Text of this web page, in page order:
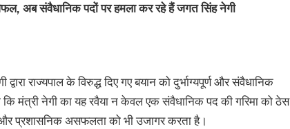
अब संवैधानिक पदों पर हमला कर रहे हैं जगत सिंह नेगी
राज्यपाल के विरुद्ध दिए गए बयान को दुर्भाग्यपूर्ण और संवैधानिक
मंत्री नेगी का यह रवैया न केवल एक संवैधानिक पद की गरिमा को ठेस
प्रशासनिक असफलता को भी उजागर करता है।